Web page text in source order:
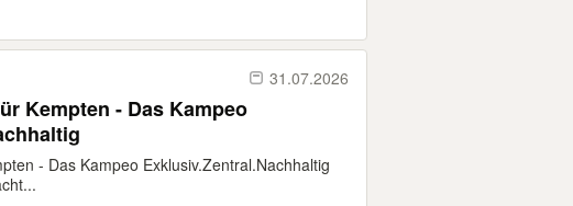
31.07.2026
Kempten - Das Kampeo
- Das Kampeo Exklusiv.Zentral.Nachhaltig